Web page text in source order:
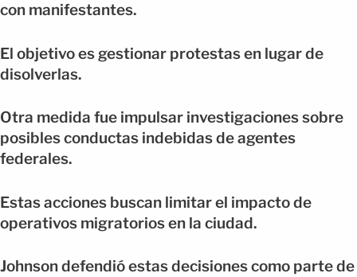
con manifestantes.
El objetivo es gestionar protestas en lugar de
disolverlas.
Otra medida fue impulsar investigaciones sobre
posibles conductas indebidas de agentes
federales.
Estas acciones buscan limitar el impacto de
operativos migratorios en la ciudad.
Johnson defendió estas decisiones como parte de